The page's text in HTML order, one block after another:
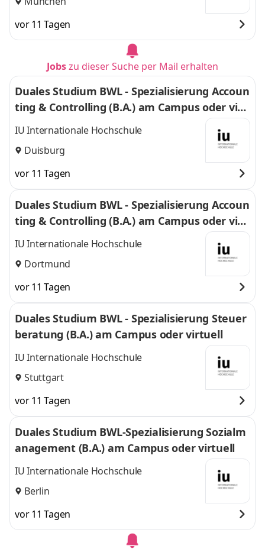
vor 11 Tagen
Jobszu dieser Suche per Mail erhalten
Duales Studium BWL - Spezialisierung Accoun
ting & Controlling (B.A.) am Campus oder virt
uell
IU Internationale Hochschule
Duisburg
vor 11 Tagen
Duales Studium BWL - Spezialisierung Accoun
ting & Controlling (B.A.) am Campus oder virt
uell
IU Internationale Hochschule
Dortmund
vor 11 Tagen
Duales Studium BWL - Spezialisierung Steuer
beratung (B.A.) am Campus oder virtuell
IU Internationale Hochschule
Stuttgart
vor 11 Tagen
Duales Studium BWL-Spezialisierung Sozialm
anagement (B.A.) am Campus oder virtuell
IU Internationale Hochschule
Berlin
vor 11 Tagen